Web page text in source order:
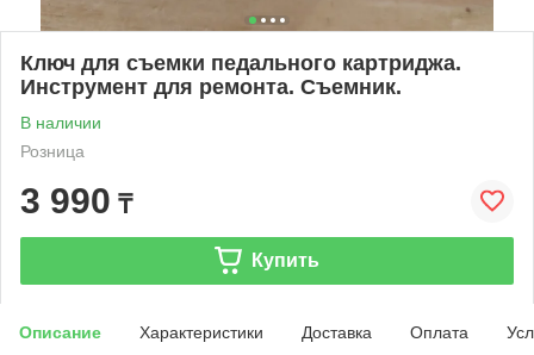
Ключ для съемки педального картриджа.
Инструмент для ремонта. Съемник.
В наличии
Розница
3 990 ₸
Купить
Описание Характеристики Доставка Оплата